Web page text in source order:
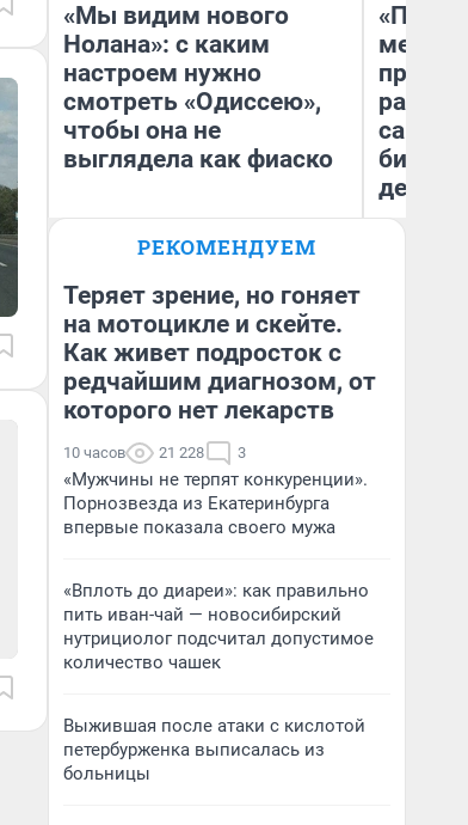
«Мы видим нового
Нолана»: с каким
настроем нужно
смотреть «Одиссею»,
чтобы она не
выглядела как фиаско
Надежда Губарь
самом
РЕКОМЕНДУЕМ
Теряет зрение, но гоняет
на мотоцикле и скейте.
Как живет подросток с
редчайшим диагнозом, от
которого нет лекарств
10 часов 21 228 3
«Мужчины не терпят конкуренции».
Порнозвезда из Екатеринбурга
впервые показала своего мужа
«Вплоть до диареи»: как правильно
пить иван-чай — новосибирский
нутрициолог подсчитал допустимое
количество чашек
Выжившая после атаки с кислотой
петербурженка выписалась из
больницы